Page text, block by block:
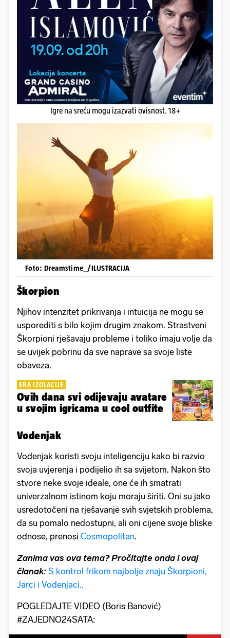
Igre na sreću mogu izazvati ovisnost. 18+
Foto: Dreamstime_/ILUSTRACIJA
Škorpion
Njihov intenzitet prikrivanja i intuicija ne mogu se
usporediti s bilo kojim drugim znakom. Strastveni
Škorpioni rješavaju probleme i toliko imaju volje da
se uvijek pobrinu da sve naprave sa svoje liste
obaveza.
ERA IZOLACIJE
Ovih dana svi odijevaju avatare
u svojim igricama u cool outfite
Vodenjak
Vodenjak koristi svoju inteligenciju kako bi razvio
svoja uvjerenja i podijelio ih sa svijetom. Nakon što
stvore neke svoje ideale, one će ih smatrati
univerzalnom istinom koju moraju širiti. Oni su jako
usredotočeni na rješavanje svih svjetskih problema,
da su pomalo nedostupni, ali oni cijene svoje bliske
odnose, prenosi Cosmopolitan.
Zanima vas ova tema? Pročitajte onda i ovaj
članak: S kontrol frikom najbolje znaju Škorpioni,
Jarci i Vodenjaci..
POGLEDAJTE VIDEO (Boris Banović)
#ZAJEDNO24SATA: